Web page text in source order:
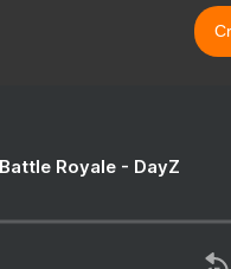
Royale - DayZ